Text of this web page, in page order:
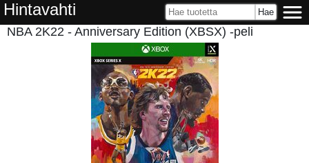
Hintavahti
NBA 2K22 - Anniversary Edition (XBSX) -peli